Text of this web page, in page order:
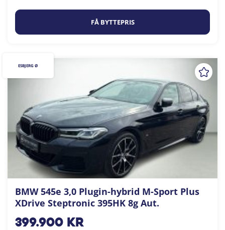
FÅ BYTTEPRIS
BMW 545e 3,0 Plugin-hybrid M-Sport Plus
XDrive Steptronic 395HK 8g Aut.
399.900kr
ESBJERG Ø